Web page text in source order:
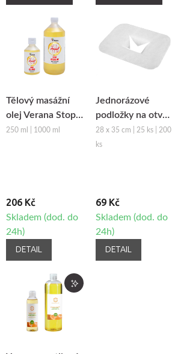
Tělový masážní
olej Verana Stop
Celulitidě
250 ml | 1000 ml
206 Kč
Skladem (dod. do
24h)
DETAIL
Jednorázové
podložky na otvor
obličeje z netkané
textilie Fabulo
28 x 35 cm | 25 ks | 200
ks
69 Kč
Skladem (dod. do
24h)
DETAIL